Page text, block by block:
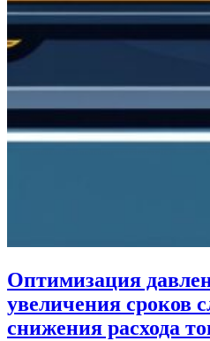
Оптимизация
увеличения сроков
снижения расхода